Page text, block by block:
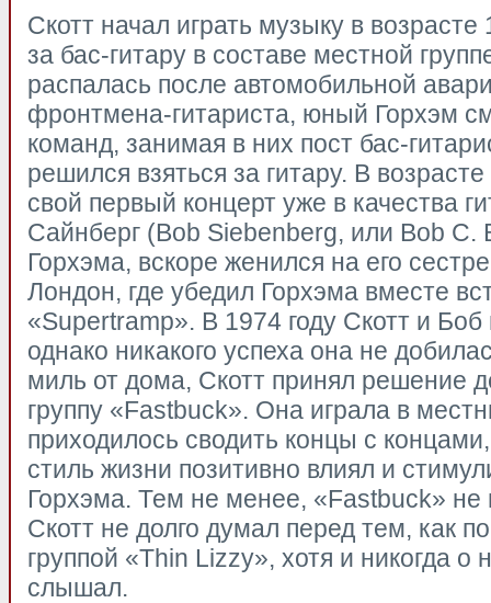
Скотт начал играть музыку в возрасте
за бас-гитару в составе местной
распалась после автомобильной
фронтмена-гитариста, юный Горхэм
команд, занимая в них пост бас-
решился взяться за гитару. В
свой первый концерт уже в качества
Сайнберг (Bob Siebenberg, или Bob C.
Горхэма, вскоре женился на его
Лондон, где убедил Горхэма вместе
«Supertramp». В 1974 году Скотт и Боб
однако никакого успеха она не
миль от дома, Скотт принял решение
группу «Fastbuck». Она играла в
приходилось сводить концы с
стиль жизни позитивно влиял и
Горхэма. Тем не менее, «Fastbuck» не
Скотт не долго думал перед тем, как
группой «Thin Lizzy», хотя и никогда о
слышал.